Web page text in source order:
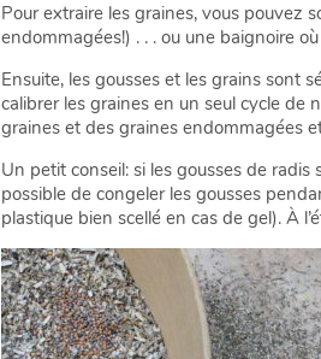
Pour extraire les graines, vous pouvez
endommagées!) . . . ou une baignoire
Ensuite, les gousses et les grains sont
calibrer les graines en un seul cycle de
graines et des graines endommagées
Un petit conseil: si les gousses de radis
possible de congeler les gousses
plastique bien scellé en cas de gel). À